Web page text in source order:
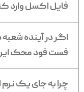
فایل اکسل وارد
اگر در آینده شعبه
فست فود محک این
چرا به جای یک نرم